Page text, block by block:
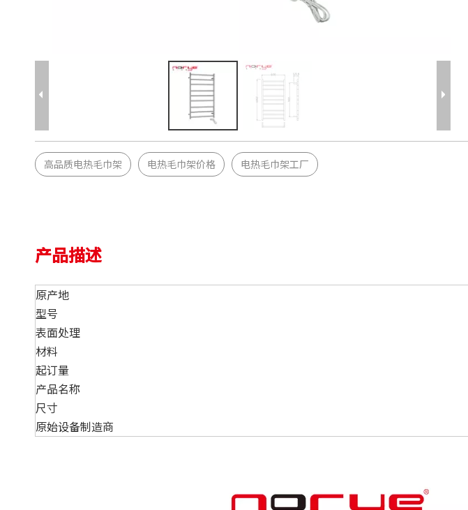
高品质电热毛巾架 电热毛巾架价格 电热毛巾架工厂
产品描述
原产地
型号
表面处理
材料
起订量
产品名称
尺寸
原始设备制造商